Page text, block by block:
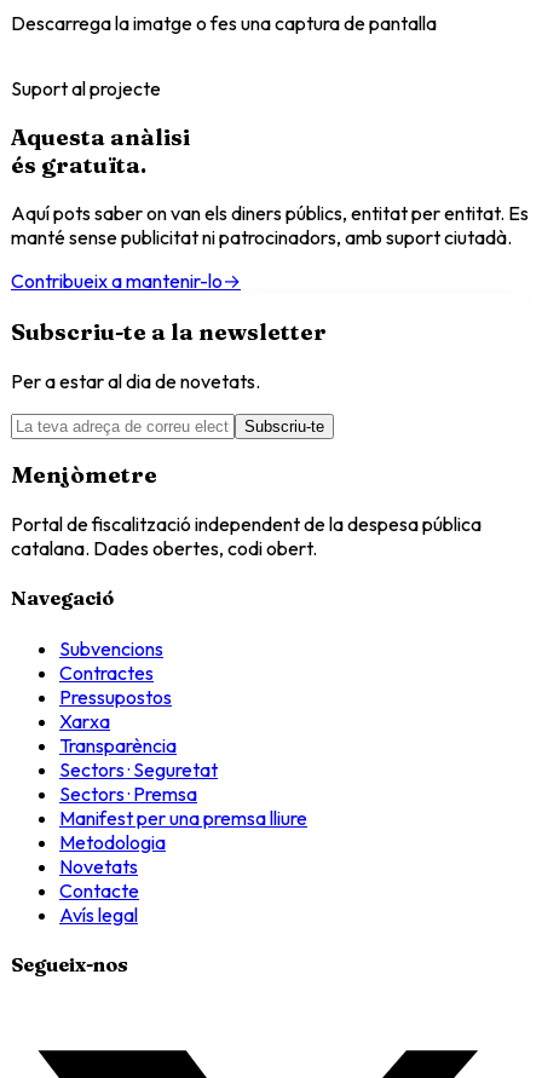
Descarrega la imatge o fes una captura de pantalla
Suport al projecte
Aquesta anàlisi
és gratuïta.
Aquí pots saber on van els diners públics, entitat per entitat. Es
manté sense publicitat ni patrocinadors, amb suport ciutadà.
Contribueix a mantenir-lo→
Subscriu-te a la newsletter
Per a estar al dia de novetats.
Subscriu-te
Menjòmetre
Portal de fiscalització independent de la despesa pública
catalana. Dades obertes, codi obert.
Navegació
Subvencions
Contractes
Pressupostos
Xarxa
Transparència
Sectors · Seguretat
Sectors · Premsa
Manifest per una premsa lliure
Metodologia
Novetats
Contacte
Avís legal
Segueix-nos